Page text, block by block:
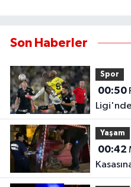
Son Haberler
Spor
00:50Fenerbahçe, Şampiyonlar
Ligi'nde
2-0
Yaşam
00:42